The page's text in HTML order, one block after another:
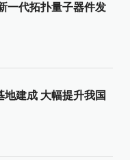
一代拓扑量子器件发
建成 大幅提升我国